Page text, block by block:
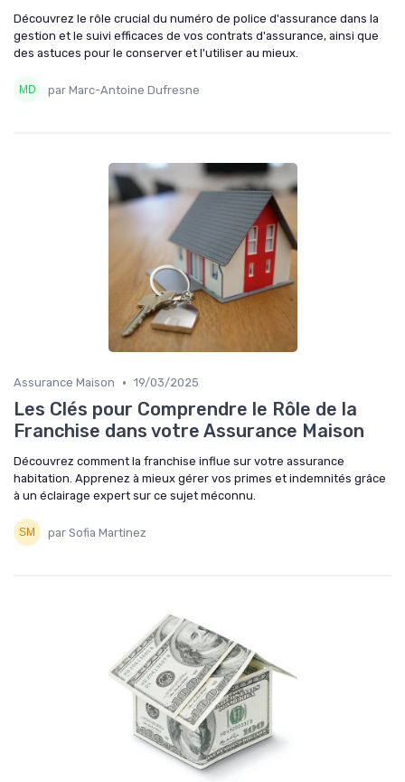
Découvrez le rôle crucial du numéro de police d'assurance dans la
gestion et le suivi efficaces de vos contrats d'assurance, ainsi que
des astuces pour le conserver et l'utiliser au mieux.
par Marc-Antoine Dufresne
Assurance Maison • 19/03/2025
Les Clés pour Comprendre le Rôle de la
Franchise dans votre Assurance Maison
Découvrez comment la franchise influe sur votre assurance
habitation. Apprenez à mieux gérer vos primes et indemnités grâce
à un éclairage expert sur ce sujet méconnu.
par Sofia Martinez